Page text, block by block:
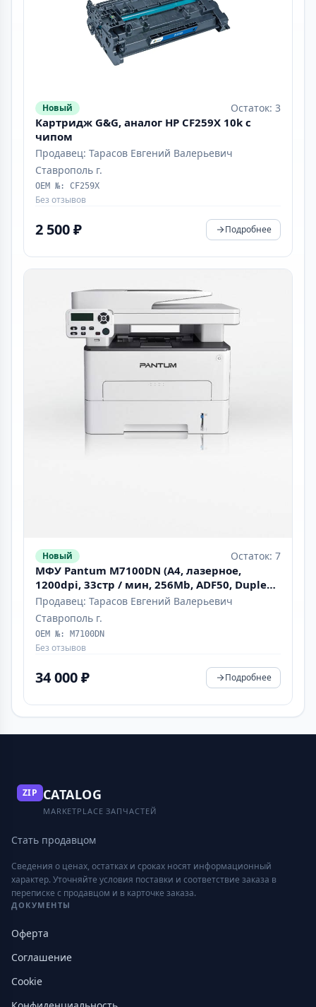
Новый Остаток: 3
Картридж G&G, аналог HP CF259X 10k с
чипом
Продавец: Тарасов Евгений Валерьевич
Ставрополь г.
OEM №: CF259X
Без отзывов
2 500 ₽ Подробнее
Новый Остаток: 7
МФУ Pantum M7100DN (A4, лазерное,
1200dpi, 33стр / мин, 256Mb, ADF50, Duplex,
сеть) "ТОЛЬКО РЕГИСТРАЦИЯ"
Продавец: Тарасов Евгений Валерьевич
Ставрополь г.
OEM №: M7100DN
Без отзывов
34 000 ₽ Подробнее
ZIP CATALOG
MARKETPLACE ЗАПЧАСТЕЙ
Стать продавцом
Сведения о ценах, остатках и сроках носят информационный
характер. Уточняйте условия поставки и соответствие заказа в
переписке с продавцом и в карточке заказа.
ДОКУМЕНТЫ
Оферта
Соглашение
Cookie